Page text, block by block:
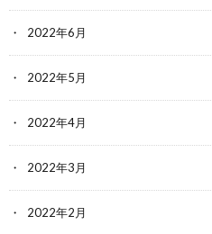
2022年6月
2022年5月
2022年4月
2022年3月
2022年2月